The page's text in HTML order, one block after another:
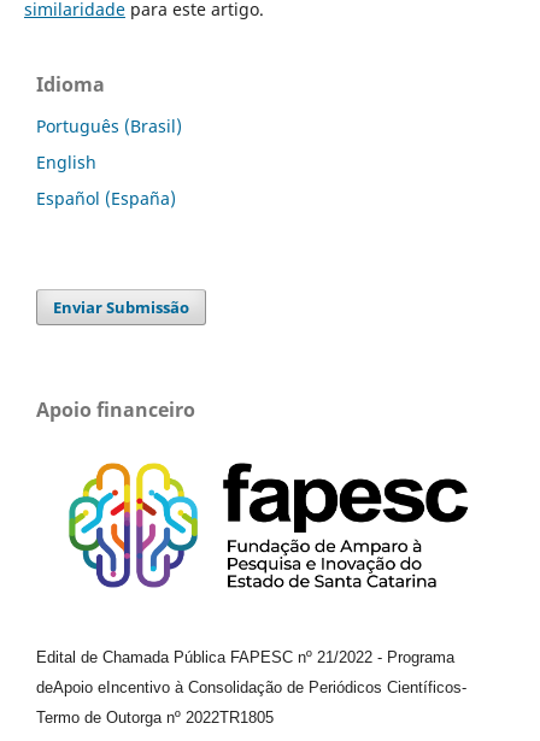
similaridadepara este artigo.
Idioma
Português (Brasil)
English
Español (España)
Enviar Submissão
Apoio financeiro
Edital de Chamada Pública FAPESC nº 21/2022 - Programa
deApoio e Incentivo à Consolidação de Periódicos Científicos-
Termo de Outorga nº 2022TR1805